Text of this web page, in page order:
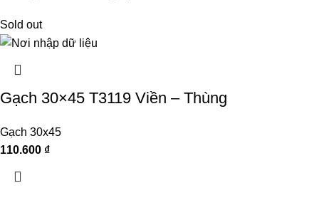
Sold out
Gạch 30×45 T3119 Viền – Thùng
Gạch 30x45
110.600 ₫